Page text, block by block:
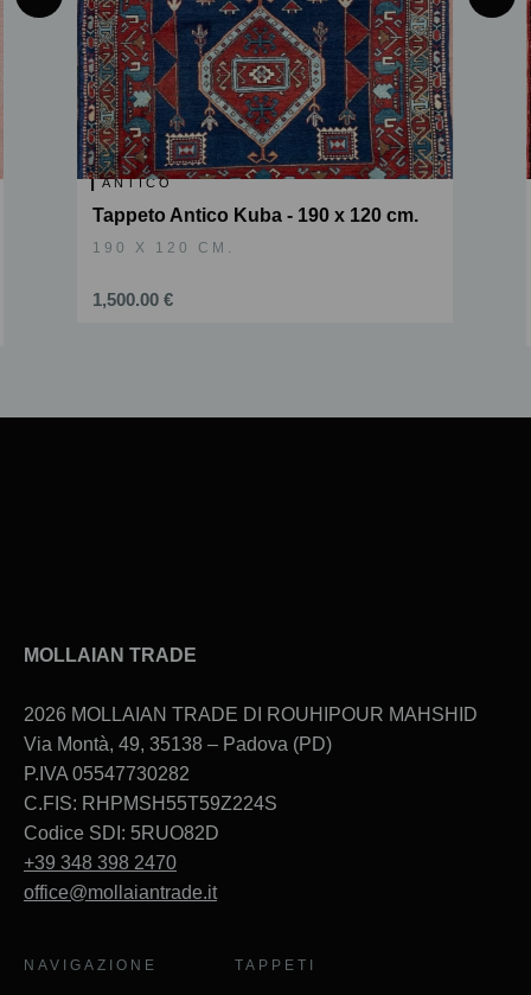
ANTICO
Tappeto Antico Kuba - 190 x 120 cm.
190 X 120 CM.
1,500.00 €
MOLLAIAN TRADE
2026 MOLLAIAN TRADE DI ROUHIPOUR MAHSHID
Via Montà, 49, 35138 – Padova (PD)
P.IVA 05547730282
C.FIS: RHPMSH55T59Z224S
Codice SDI: 5RUO82D
+39 348 398 2470
office@mollaiantrade.it
NAVIGAZIONE TAPPETI